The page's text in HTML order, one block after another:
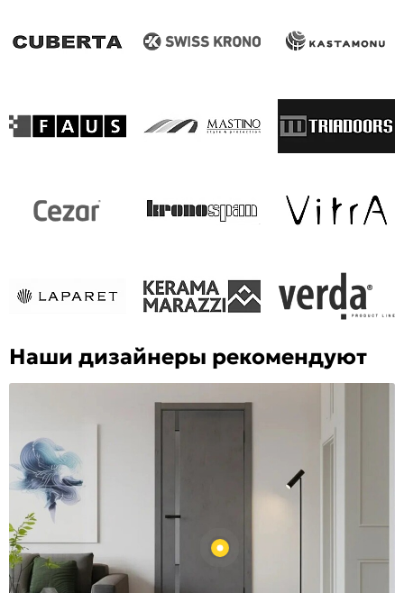
Наши дизайнеры рекомендуют